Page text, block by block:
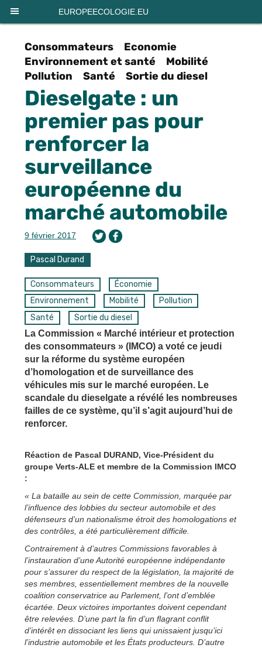
EUROPEECOLOGIE.EU
Consommateurs
Economie
Environnement et santé
Mobilité
Pollution
Santé Sortie du diesel
Dieselgate : un
premier pas pour
renforcer la
surveillance
européenne du
marché automobile
9 février 2017
Pascal Durand
Consommateurs
Économie
Environnement
Mobilité
Pollution
Santé
Sortie du diesel
La Commission « Marché intérieur et protection
des consommateurs » (IMCO) a voté ce jeudi
sur la réforme du système européen
d’homologation et de surveillance des
véhicules mis sur le marché européen. Le
scandale du dieselgate a révélé les nombreuses
failles de ce système, qu’il s’agit aujourd’hui de
renforcer.
Réaction de Pascal DURAND, Vice-Président du
groupe Verts-ALE et membre de la Commission IMCO
:
« La bataille au sein de cette Commission, marquée par
l’influence des lobbies du secteur automobile et des
défenseurs d’un nationalisme étroit des homologations et
des contrôles, a été particulièrement difficile.
Contrairement à d’autres Commissions favorables à
l’instauration d’une Autorité européenne indépendante
pour s’assurer du respect de la législation, la majorité de
ses membres, essentiellement membres de la nouvelle
coalition conservatrice au Parlement, l’ont d’emblée
écartée. Deux victoires importantes doivent cependant
être relevées. D’une part la fin d’un flagrant conflit
d’intérêt en dissociant les liens qui unissaient jusqu’ici
l’industrie automobile et les États producteurs. D’autre